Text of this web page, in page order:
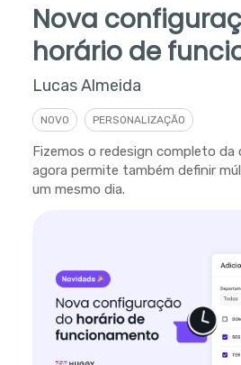
Nova
horário de
Lucas Almeida
NOVO PERSONALIZAÇÃO
Fizemos o redesign completo da
agora permite também definir
um mesmo dia.